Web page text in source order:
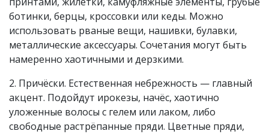
ботинки, берцы, кроссовки или кеды. Можно
использовать рваные вещи, нашивки, булавки,
металлические аксессуары. Сочетания могут быть
намеренно хаотичными и дерзкими.
2. Причёски. Естественная небрежность — главный
акцент. Подойдут ирокезы, начёс, хаотично
уложенные волосы с гелем или лаком, либо
свободные растрёпанные пряди. Цветные пряди,